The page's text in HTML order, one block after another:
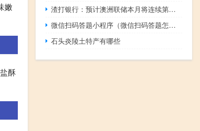
嫩
酥
渣打银行：预计澳洲联储本月将连续第四次会议将利率维持在4.10%不变总的来说我们仍然认为11月将再加息25个基点
微信扫码答题小程序（微信扫码答题怎么制作）
石头炎陵土特产有哪些